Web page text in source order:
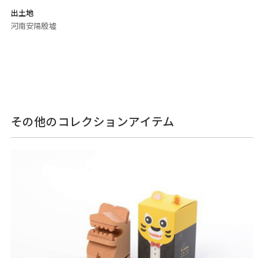
出土地
河南安陽殷墟
その他のコレクションアイテム